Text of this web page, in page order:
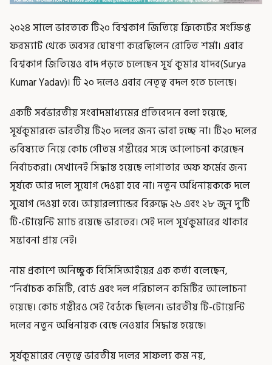
২০২৪ সালে ভারতকে টি২০ বিশ্বকাপ জিতিয়ে ক্রিকেটের সংক্ষিপ্ত
ফরম্যাট থেকে অবসর ঘোষণা করেছিলেন রোহিত শর্মা। এবার
বিশ্বকাপ জিতিয়েও বাদ পড়তে চলেছেন সূর্য কুমার যাদব(Surya
Kumar Yadav)। টি ২০ দলেও এবার নেতৃত্ব বদল হতে চলেছে।
একটি সর্বভারতীয় সংবাদমাধ্যমের প্রতিবেদনে বলা হয়েছে,
সূর্যকুমারকে ভারতীয় টি২০ দলের জন্য ভাবা হচ্ছে না। টি২০ দলের
ভবিষ্যতে নিয়ে কোচ গৌতম গম্ভীরের সঙ্গে আলোচনা করেছেন
নির্বাচকরা। সেখানেই সিদ্ধান্ত হয়েছে লাগাতার অফ ফর্মের জন্য
সূর্যকে আর দলে সুযোগ দেওয়া হবে না। নতুন অধিনায়ককে দলে
সুযোগ দেওয়া হবে। আয়ারল্যান্ডের বিরুদ্ধে ২৬ এবং ২৮ জুন দু’টি
টি-টোয়েন্টি ম্যাচ রয়েছে ভারতের। সেই দলে সূর্যকুমারের থাকার
সম্ভাবনা প্রায় নেই।
নাম প্রকাশে অনিচ্ছুক বিসিসিআইয়ের এক কর্তা বলেছেন,
‘‘নির্বাচক কমিটি, বোর্ড এবং দল পরিচালন কমিটির আলোচনা
হয়েছে। কোচ গম্ভীরও সেই বৈঠকে ছিলেন। ভারতীয় টি-টোয়েন্টি
দলের নতুন অধিনায়ক বেছে নেওয়ার সিদ্ধান্ত হয়েছে।
সূর্যকুমারের নেতৃত্বে ভারতীয় দলের সাফল্য কম নয়,